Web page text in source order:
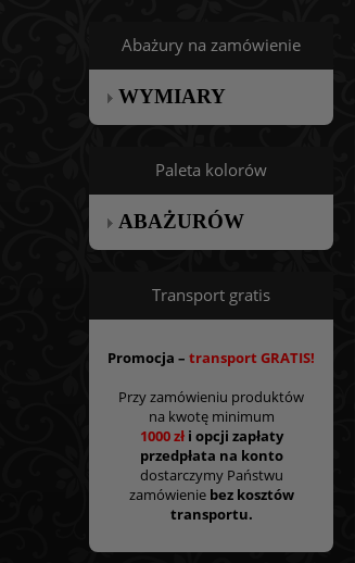
Abażury na zamówienie
WYMIARY
Paleta kolorów
ABAŻURÓW
Transport gratis
Promocja – transport GRATIS!
Przy zamówieniu produktów
na kwotę minimum
1000 złi opcji zapłaty
przedpłata na konto
dostarczymy Państwu
zamówienie bez kosztów
transportu.